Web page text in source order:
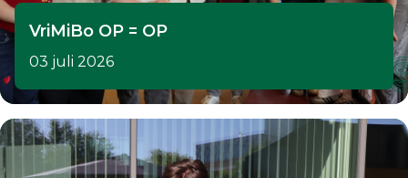
VriMiBo OP = OP
03 juli 2026